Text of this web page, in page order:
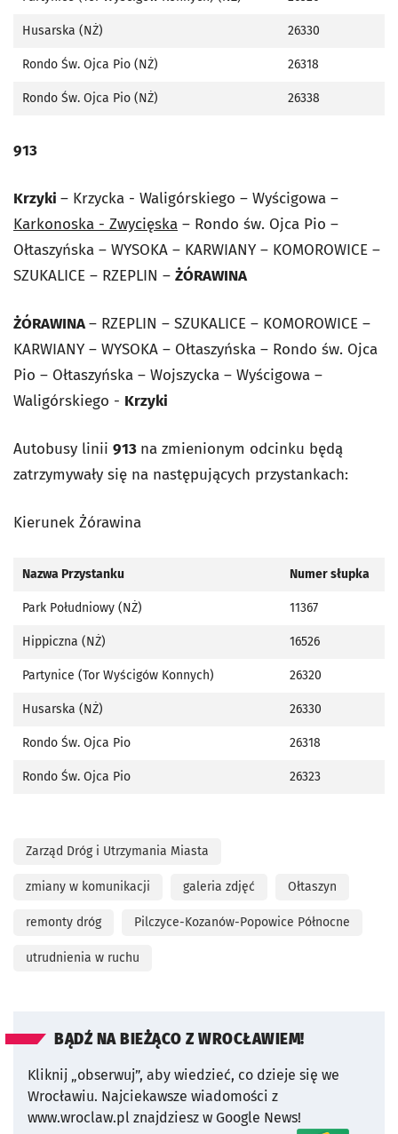
Husarska (NŻ) 26330
Rondo Św. Ojca Pio (NŻ) 26318
Rondo Św. Ojca Pio (NŻ) 26338
913
Krzyki – Krzycka - Waligórskiego – Wyścigowa –
Karkonoska - Zwycięska – Rondo św. Ojca Pio –
Ołtaszyńska – WYSOKA – KARWIANY – KOMOROWICE –
SZUKALICE – RZEPLIN – ŻÓRAWINA
ŻÓRAWINA– RZEPLIN – SZUKALICE – KOMOROWICE –
KARWIANY – WYSOKA – Ołtaszyńska – Rondo św. Ojca
Pio – Ołtaszyńska – Wojszycka – Wyścigowa –
Waligórskiego - Krzyki
Autobusy linii 913 na zmienionym odcinku będą
zatrzymywały się na następujących przystankach:
Kierunek Żórawina
Nazwa Przystanku Numer słupka
Park Południowy (NŻ) 11367
Hippiczna (NŻ) 16526
Partynice (Tor Wyścigów Konnych) 26320
Husarska (NŻ) 26330
Rondo Św. Ojca Pio 26318
Rondo Św. Ojca Pio 26323
Zarząd Dróg i Utrzymania Miasta
zmiany w komunikacji galeria zdjęć Ołtaszyn
remonty dróg Pilczyce-Kozanów-Popowice Północne
utrudnienia w ruchu
BĄDŹ NA BIEŻĄCO Z WROCŁAWIEM!
Kliknij „obserwuj”, aby wiedzieć, co dzieje się we
Wrocławiu. Najciekawsze wiadomości z
www.wroclaw.pl znajdziesz w Google News!